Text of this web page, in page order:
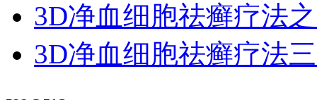
3D净血细胞祛癣疗法
3D净血细胞祛癣疗法